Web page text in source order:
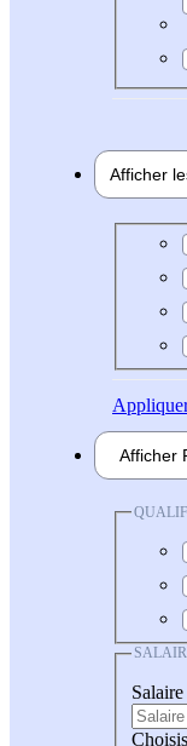
Afficher
Afficher